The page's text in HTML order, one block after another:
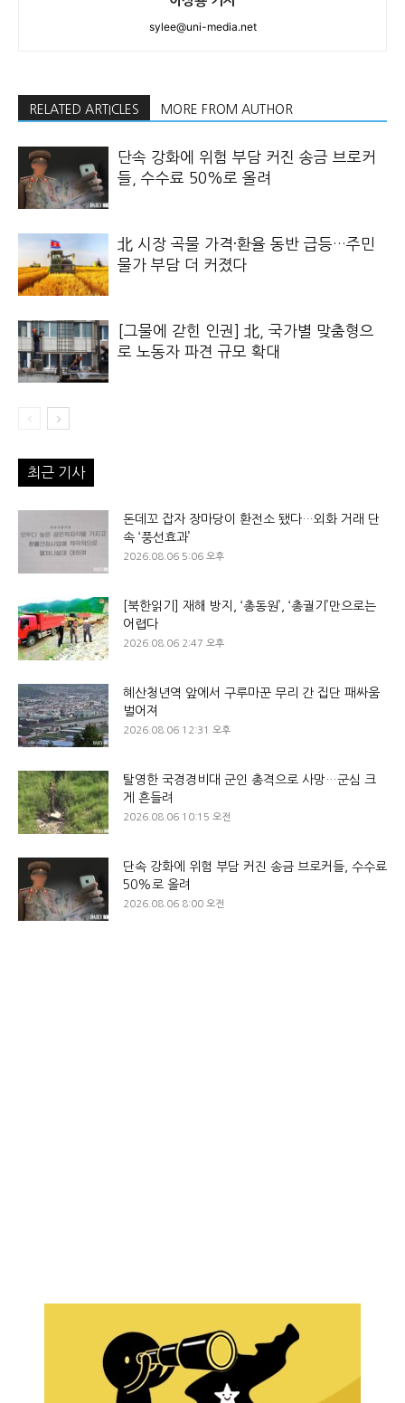
sylee@uni-media.net
RELATED ARTICLES MORE FROM AUTHOR
단속 강화에 위험 부담 커진 송금 브로커
들, 수수료 50%로 올려
北 시장 곡물 가격·환율 동반 급등…주민
물가 부담 더 커졌다
[그물에 갇힌 인권] 北, 국가별 맞춤형으
로 노동자 파견 규모 확대
최근 기사
돈데꼬 잡자 장마당이 환전소 됐다…외화 거래 단
속 ‘풍선효과’
2026.08.06 5:06 오후
[북한읽기] 재해 방지, ‘총동원’, ‘총궐기’만으로는
어렵다
2026.08.06 2:47 오후
혜산청년역 앞에서 구루마꾼 무리 간 집단 패싸움
벌어져
2026.08.06 12:31 오후
탈영한 국경경비대 군인 총격으로 사망…군심 크
게 흔들려
2026.08.06 10:15 오전
단속 강화에 위험 부담 커진 송금 브로커들, 수수료
50%로 올려
2026.08.06 8:00 오전